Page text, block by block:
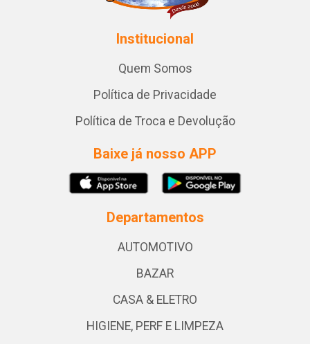
Institucional
Quem Somos
Política de Privacidade
Política de Troca e Devolução
Baixe já nosso APP
Departamentos
AUTOMOTIVO
BAZAR
CASA & ELETRO
HIGIENE, PERF E LIMPEZA